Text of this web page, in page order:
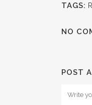
TAGS:
NO
POST